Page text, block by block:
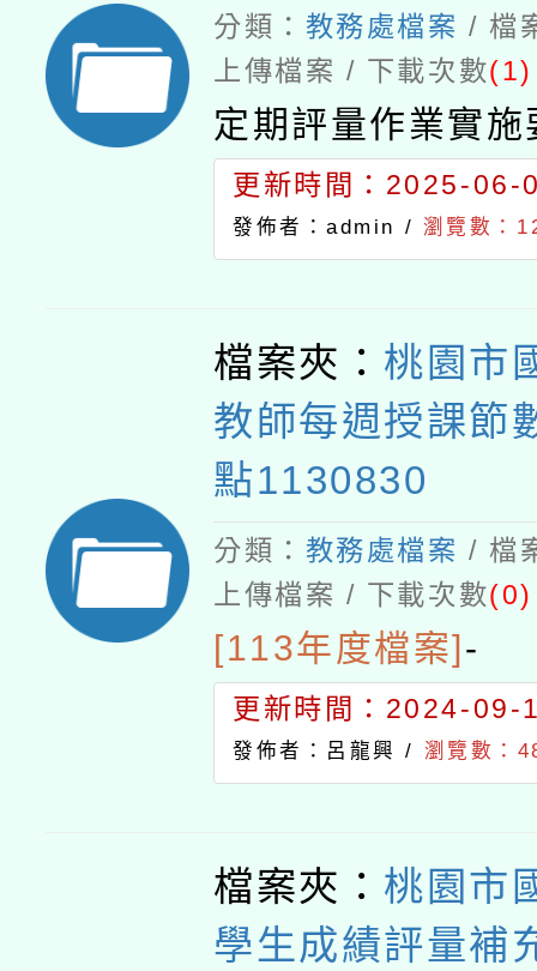
分類： 教務處檔案 / 檔
上傳檔案 / 下載次數(1)
定期評量作業實施
更新時間：2025-06-
發佈者：admin / 瀏覽數：
檔案夾： 桃園市
教師每週授課節
點1130830
分類： 教務處檔案 / 檔
上傳檔案 / 下載次數(0)
[113年度檔案]-
更新時間：2024-09-
發佈者：呂龍興 / 瀏覽數：
檔案夾： 桃園市
學生成績評量補